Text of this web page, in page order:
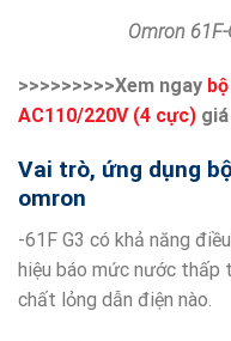
Omron
>>>>>>>>>Xem ngay b
AC110/220V (4 cực)
Vai trò, ứng dụng
omron
-61F G3 có khả năng
hiệu báo mức nước thấp
chất lỏng dẫn điện nào.